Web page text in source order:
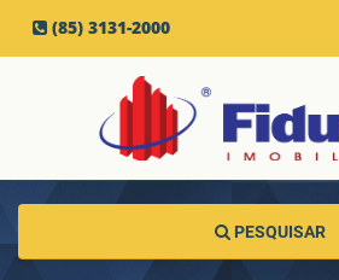
(85) 3131-2000
PESQUISAR